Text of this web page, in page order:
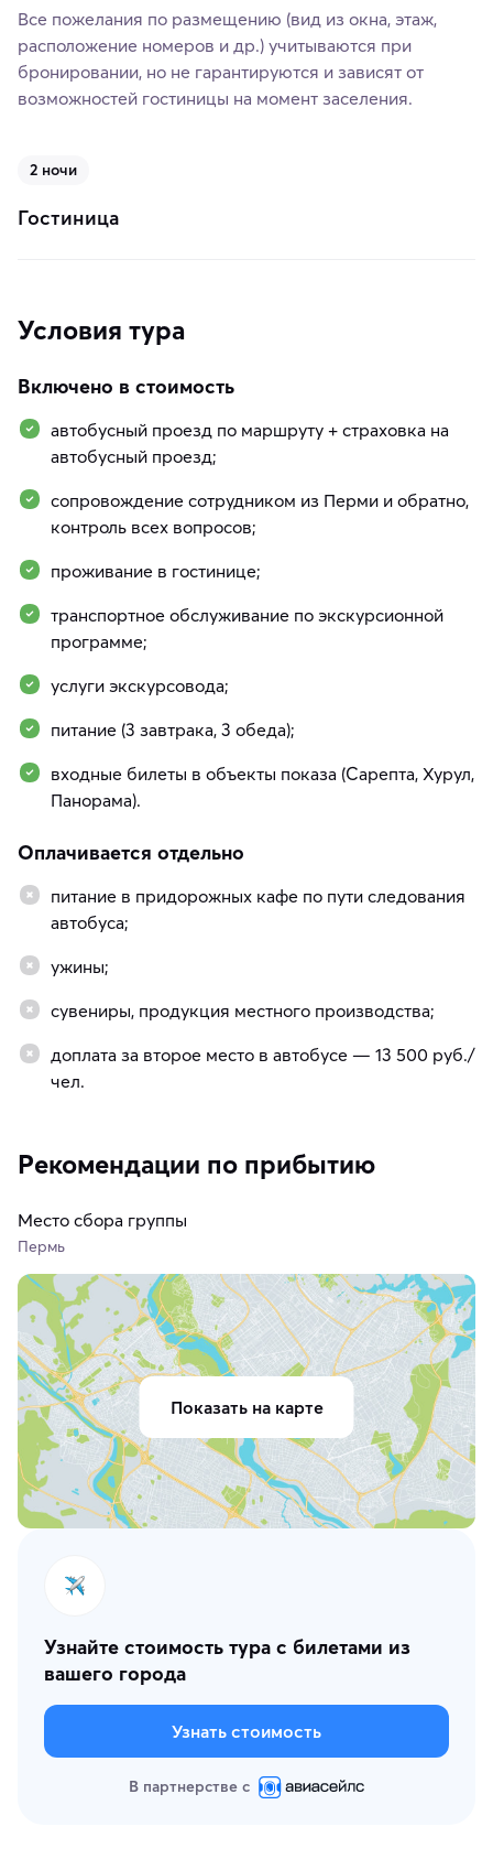
Все пожелания по размещению (вид из окна, этаж,
расположение номеров и др.) учитываются при
бронировании, но не гарантируются и зависят от
возможностей гостиницы на момент заселения.
2 ночи
Гостиница
Условия тура
Включено в стоимость
автобусный проезд по маршруту + страховка на
автобусный проезд;
сопровождение сотрудником из Перми и обратно,
контроль всех вопросов;
проживание в гостинице;
транспортное обслуживание по экскурсионной
программе;
услуги экскурсовода;
питание (3 завтрака, 3 обеда);
входные билеты в объекты показа (Сарепта, Хурул,
Панорама).
Оплачивается отдельно
питание в придорожных кафе по пути следования
автобуса;
ужины;
сувениры, продукция местного производства;
доплата за второе место в автобусе — 13 500 руб./
чел.
Рекомендации по прибытию
Место сбора группы
Пермь
Показать на карте
Узнайте стоимость тура с билетами из
вашего города
Узнать стоимость
В партнерстве с